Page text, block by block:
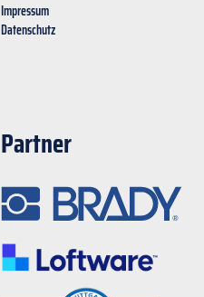
Impressum
Datenschutz
Partner